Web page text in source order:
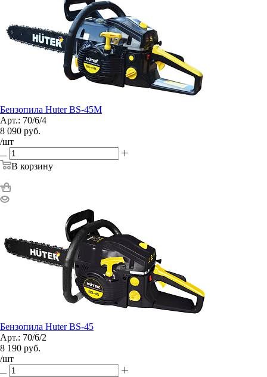
Бензопила Huter BS-45М
Арт.: 70/6/4
8 090 руб.
/шт
В корзину
Бензопила Huter BS-45
Арт.: 70/6/2
8 190 руб.
/шт